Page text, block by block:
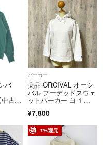
バ
古】
パーカー
美品 ORCIVAL オーシ
バル フーデッドスウェ
ットパーカー 白 1 日
¥7,800
1%還元